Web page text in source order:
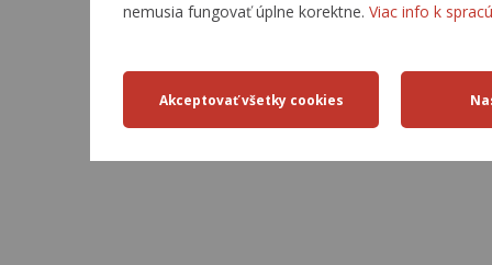
nemusia fungovať úplne korektne. Viac info k